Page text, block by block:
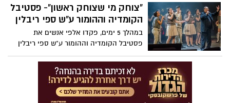
הראשון בניקיון, גנים ופארקים, עבודה, פינוי
אשפה וציפיות לגבי בעתיד
"צוחק מי שצוחק ראשון"- פסטיבל
הקומדיה וההומור ע"ש ספי ריבלין
במהלך 5 ימים, פקדו אלפי אנשים את
פסטיבל הקומדיה וההומור ע"ש ספי ריבלין
בהיכל התרבות ראשל"צ, שזכה להצלחה
גדולה. הקהל נהנה ממגוון רחב של אירועים,
מופעי בכורה, הפקות מקור ושילובים מיוחדים
שנרקמו במיוחד לפסטיבל, בהם לקחו מיטב
הקומיקאים, האומנים, היוצרים והשחקנים של